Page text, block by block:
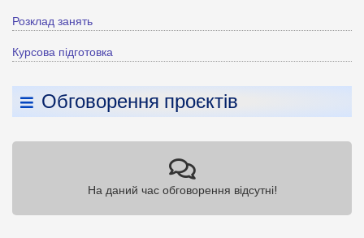
Розклад занять
Курсова підготовка
Обговорення проєктів
На даний час обговорення відсутні!